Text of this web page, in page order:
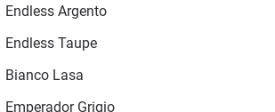
Endless Argento
Endless Taupe
Bianco Lasa
Emperador Grigio